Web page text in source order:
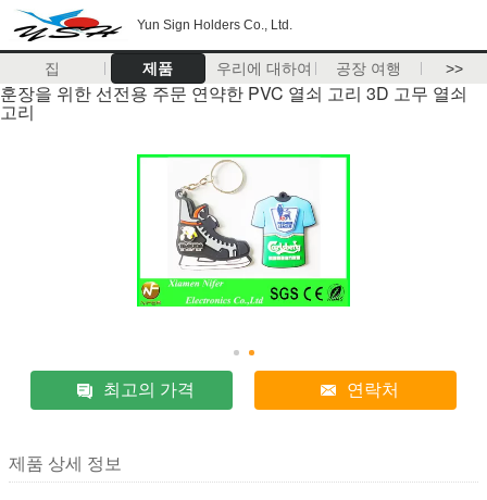
Yun Sign Holders Co., Ltd.
집 제품 우리에 대하여 공장 여행 >>
훈장을 위한 선전용 주문 연약한 PVC 열쇠 고리 3D 고무 열쇠
고리
최고의 가격 연락처
제품 상세 정보